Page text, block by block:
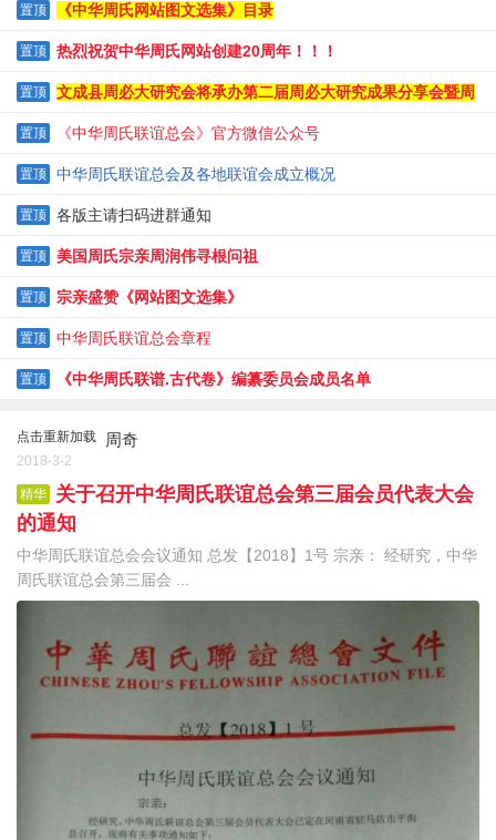
置顶 《中华周氏网站图文选集》目录
置顶 热烈祝贺中华周氏网站创建20周年！！！
置顶 文成县周必大研究会将承办第二届周必大研究成果分享会暨周
必大逝辰820周年纪念大会
置顶 《中华周氏联谊总会》官方微信公众号
置顶 中华周氏联谊总会及各地联谊会成立概况
置顶 各版主请扫码进群通知
置顶 美国周氏宗亲周润伟寻根问祖
置顶 宗亲盛赞《网站图文选集》
置顶 中华周氏联谊总会章程
置顶 《中华周氏联谱.古代卷》编纂委员会成员名单
点击重新加载 周奇
2018-3-2
精华
关于召开中华周氏联谊总会第三届会员代表大会
的通知
中华周氏联谊总会会议通知 总发【2018】1号 宗亲： 经研究，中华
周氏联谊总会第三届会 ...